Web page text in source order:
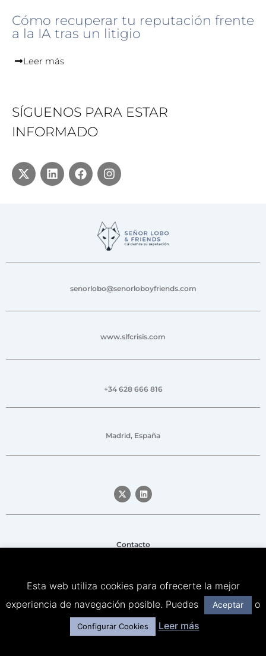
Cómo recuperar tu reputación frente
a la IA tras un litigio
Leer más
SÍGUENOS PARA ESTAR
INFORMADO
senorlobo@senorloboyfriends.com
www.slfcrisis.com
+34 628 666 816
Madrid, España
Contacto
Política de privacidad
Política de Cookies
Esta web utiliza cookies para ofrecerte la mejor
experiencia de navegación posible. Puedes
Aceptar o
Configurar Cookies Leer más